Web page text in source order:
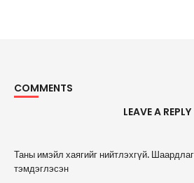
COMMENTS
LEAVE A REPLY
Таны имэйл хаягийг нийтлэхгүй.
тэмдэглэсэн
A
l